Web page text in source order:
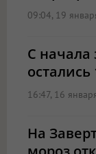
09:04, 19
С начала
остались
16:47, 16
На